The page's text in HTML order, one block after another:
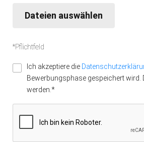
Dateien auswählen
*Pflichtfeld
Ich akzeptiere die
Bewerbungsphase gespeichert wird.
werden.*